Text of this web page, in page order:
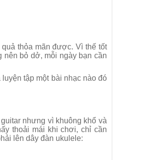
thỏa mãn được. Vì thế tốt
nên bỏ dở, mỗi ngày bạn cần
tập một bài nhạc nào đó
nhưng vì khuông khổ và
thoải mái khi chơi, chỉ cần
lên dây đàn ukulele: